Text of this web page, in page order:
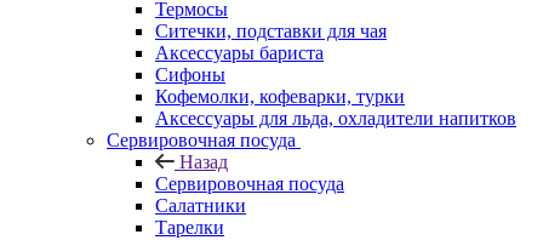
Термосы
Ситечки, подставки для чая
Аксессуары бариста
Сифоны
Кофемолки, кофеварки, турки
Аксессуары для льда, охладители напитков
Сервировочная посуда
Назад
Сервировочная посуда
Салатники
Тарелки